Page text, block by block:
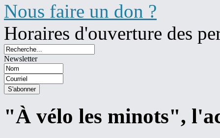
Nous faire un don ?
Horaires d'ouverture des
Newsletter
"À vélo les minots",